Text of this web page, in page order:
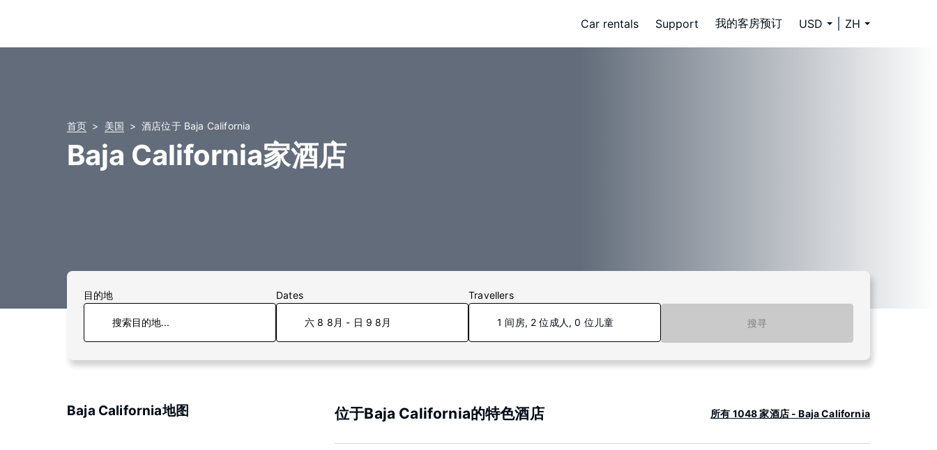
Car rentals Support 我的客房预订 USD ZH
首页 美国 酒店位于 Baja California
Baja California家酒店
目的地 Dates
六 8 8月 - 日 9 8月
Travellers
1 间房, 2 位成人, 0 位儿童 搜寻
Baja California地图 位于Baja California的特色酒店 所有 1048 家酒店 - Baja California